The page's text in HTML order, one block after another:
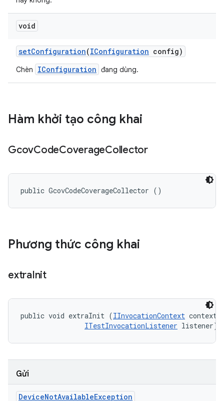
void
setConfiguration(IConfiguration config)
Chèn IConfiguration đang dùng.
Hàm khởi tạo công khai
GcovCodeCoverageCollector
public GcovCodeCoverageCollector ()
Phương thức công khai
extraInit
public void extraInit (IInvocationContext
ITestInvocationListener listener)
Gửi
DeviceNotAvailableException